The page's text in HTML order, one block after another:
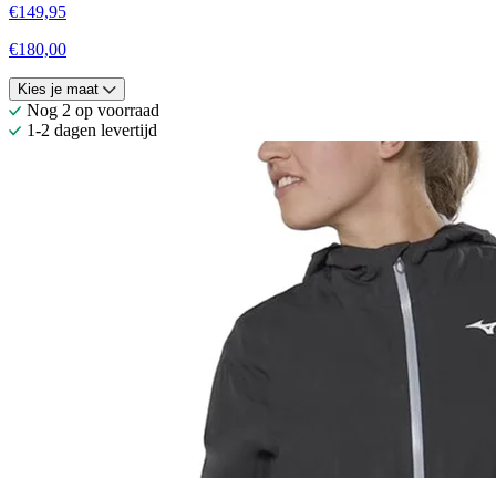
€149,95
€180,00
Kies je maat
Nog 2 op voorraad
1-2 dagen levertijd